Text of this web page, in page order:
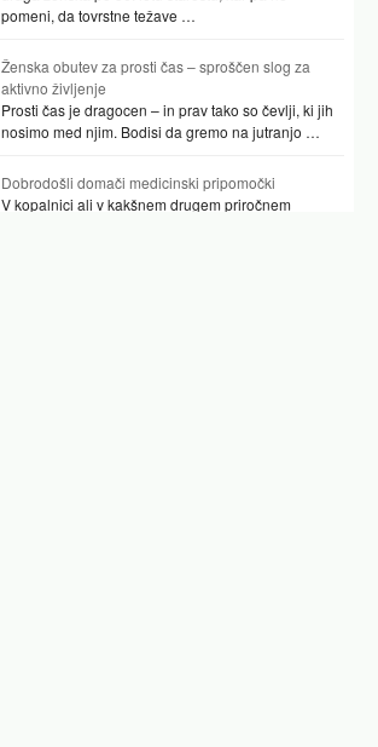
pomeni, da tovrstne težave …
Ženska obutev za prosti čas – sproščen slog za
aktivno življenje
Prosti čas je dragocen – in prav tako so čevlji, ki jih
nosimo med njim. Bodisi da gremo na jutranjo …
Dobrodošli domači medicinski pripomočki
V kopalnici ali v kakšnem drugem priročnem